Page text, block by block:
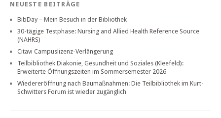
NEUESTE BEITRÄGE
BibDay – Mein Besuch in der Bibliothek
30-tägige Testphase: Nursing and Allied Health Reference Source
(NAHRS)
Citavi Campuslizenz-Verlängerung
Teilbibliothek Diakonie, Gesundheit und Soziales (Kleefeld):
Erweiterte Öffnungszeiten im Sommersemester 2026
Wiedereröffnung nach Baumaßnahmen: Die Teilbibliothek im Kurt-
Schwitters Forum ist wieder zugänglich